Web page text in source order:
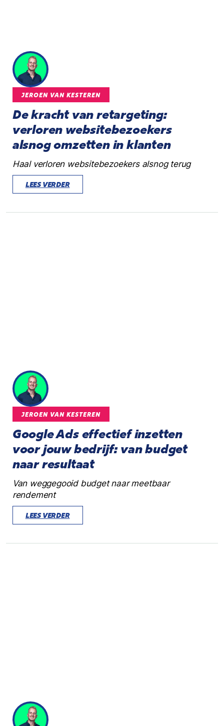
JEROEN VAN KESTEREN
De kracht van retargeting:
verloren websitebezoekers
alsnog omzetten in klanten
Haal verloren websitebezoekers alsnog terug
LEES VERDER
JEROEN VAN KESTEREN
Google Ads effectief inzetten
voor jouw bedrijf: van budget
naar resultaat
Van weggegooid budget naar meetbaar
rendement
LEES VERDER